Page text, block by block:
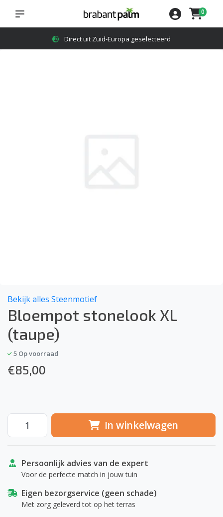
Direct uit Zuid-Europa geselecteerd
0
Bekijk alles Steenmotief
Bloempot stonelook XL
(taupe)
5 Op voorraad
€85,00
In winkelwagen
Persoonlijk advies van de expert
Voor de perfecte match in jouw tuin
Eigen bezorgservice (geen schade)
Met zorg geleverd tot op het terras